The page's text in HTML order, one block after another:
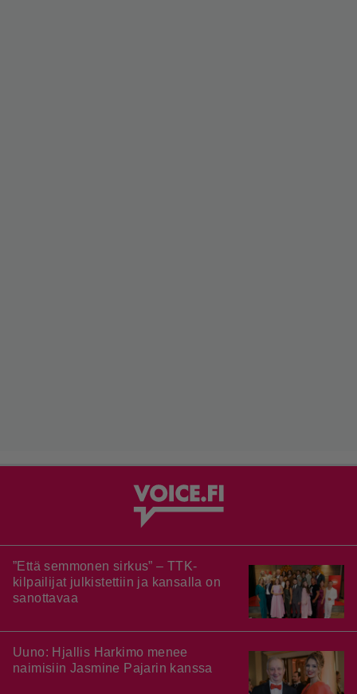
”Että semmonen sirkus” – TTK-
kilpailijat julkistettiin ja kansalla on
sanottavaa
Uuno: Hjallis Harkimo menee
naimisiin Jasmine Pajarin kanssa